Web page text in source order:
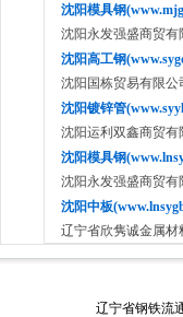
沈阳模具钢
沈阳永发强盛商贸有
沈阳高工钢
沈阳国栋贸易有限公
沈阳镀锌管
沈阳运利双鑫商贸有
沈阳模具钢
沈阳永发强盛商贸有
沈阳中板
辽宁省欣隽诚金属材
辽宁省钢铁流